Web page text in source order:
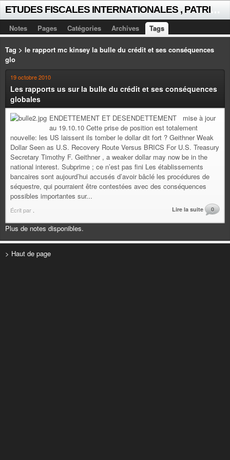
Notes Pages Catégories Archives Tags
Tag > le rapport mc kinsey la bulle du crédit et ses conséquences
glo
19 octobre 2010
Les rapports us sur la bulle du crédit et ses conséquences
globales
ENDETTEMENT ET DESENDETTEMENT mise à jour
au 19.10.10 Cette prise de position est totalement
nouvelle: les US laissent ils tomber le dollar dit fort ? Geithner Weak
Dollar Seen as U.S. Recovery Route Versus BRICS For U.S. Treasury
Secretary Timothy F. Geithner , a weaker dollar may now be in the
national interest. Subprime ; ce n’est pas fini Les établissements
bancaires sont aujourd’hui accusés d’avoir bâclé les procédures de
séquestre, qui pourraient être contestées avec des conséquences
possibles importantes sur...
Écrit par Lire la suite 0
Plus de notes disponibles.
> Haut de page